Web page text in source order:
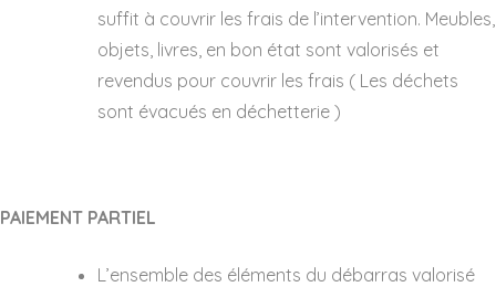
suffit à couvrir les frais de l’intervention. Meubles,
objets, livres, en bon état sont valorisés et
revendus pour couvrir les frais ( Les déchets
sont évacués en déchetterie )
PAIEMENT PARTIEL
L’ensemble des éléments du débarras valorisé